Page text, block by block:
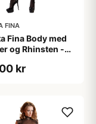
FINA
Fina Body med
og Rhinsten -
kr